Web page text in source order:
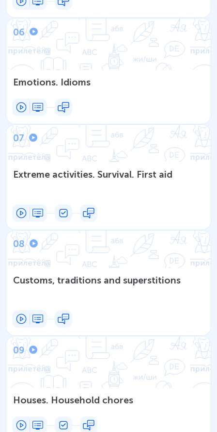
06
Emotions. Idioms
07
Extreme activities. Survival. First aid
08
Customs, traditions and superstitions
09
Houses. Household chores